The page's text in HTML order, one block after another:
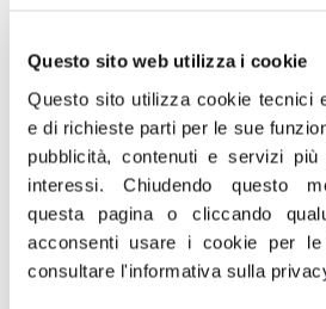
Questo sito web utilizza i cookie
Questo sito utilizza cookie tecnici
e di richieste parti per le sue
pubblicità, contenuti e servizi
interessi.Chiudendo questo
questa pagina o cliccando
acconsenti usare i cookie per le
consultare l'informativa sulla
“17 anni dal terribile
Gemelle negli Stati Uniti.
una lunga serie di
firmati dall’integralismo
dall’inizio dalla
dell’odio contro la
valori e la nostra civiltà.